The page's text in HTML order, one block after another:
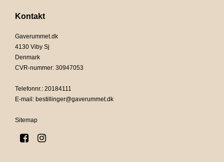
Kontakt
Gaverummet.dk
4130 Viby Sj
Denmark
CVR-nummer: 30947053
Telefonnr.: 20184111
E-mail: bestillinger@gaverummet.dk
Sitemap